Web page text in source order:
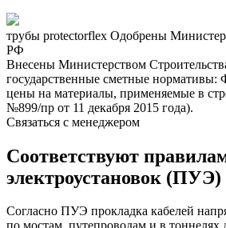
трубы protectorflex Одобрены
РФ
Внесены Министерством
государственные сметные нормативы:
цены на материалы, применяемые в
№899/пр от 11 декабря 2015 года).
Связаться с менеджером
Соответствуют
электроустановок (ПУЭ)
Согласно ПУЭ прокладка кабелей